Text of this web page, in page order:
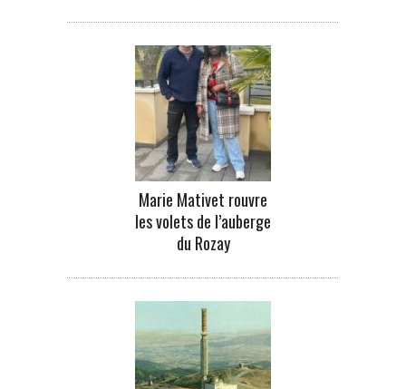
Marie Mativet rouvre
les volets de l’auberge
du Rozay